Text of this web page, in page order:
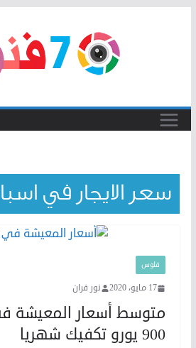
سعر الايجار في
فلوس
17 مايو، 2020 نور فران
متوسط أسعار المعيشة
900 يورو تكفيك شهريا